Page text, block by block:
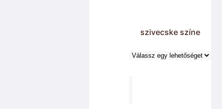
szivecske színe